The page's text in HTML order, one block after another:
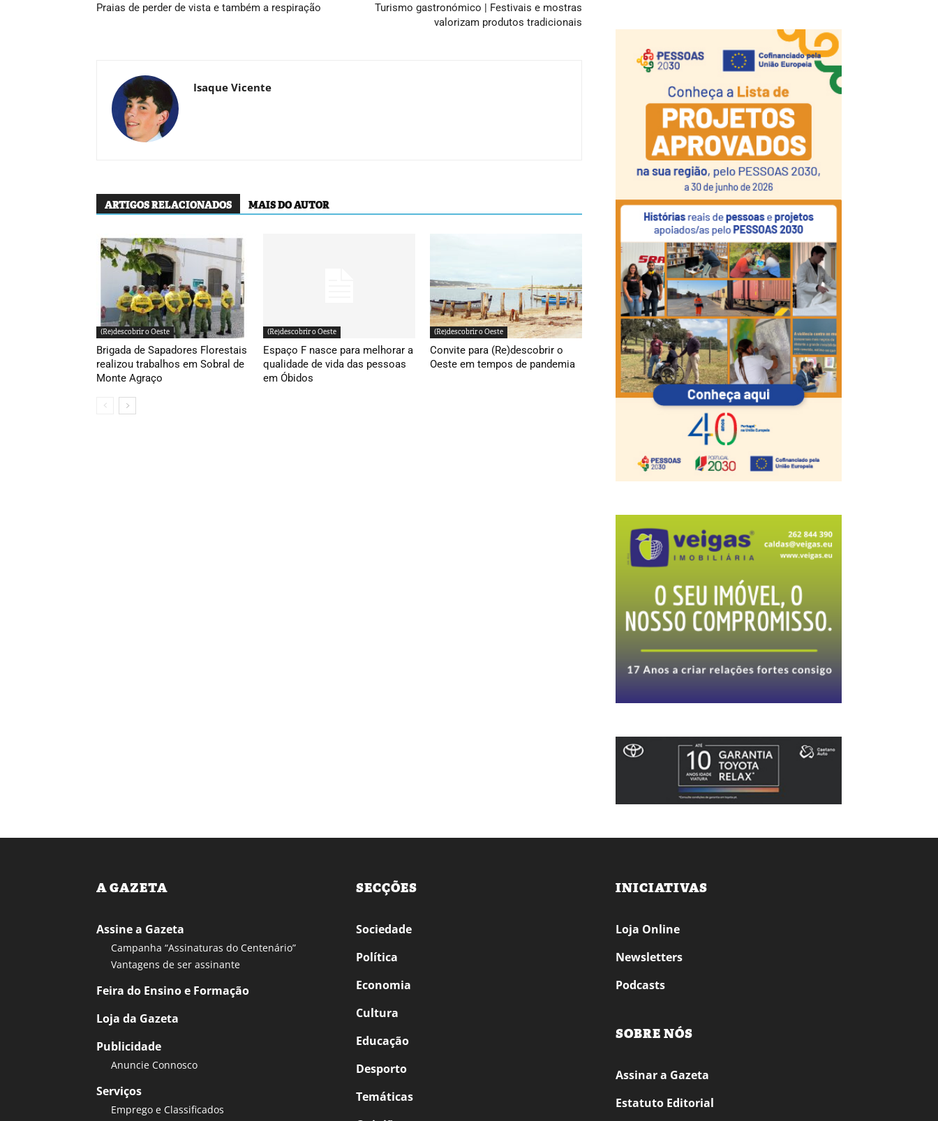
Praias de perder de vista e também a respiração
Turismo gastronómico | Festivais e mostras
valorizam produtos tradicionais
Isaque Vicente
ARTIGOS RELACIONADOS MAIS DO AUTOR
(Re)descobrir o Oeste
Brigada de Sapadores Florestais
realizou trabalhos em Sobral de
Monte Agraço
(Re)descobrir o Oeste
Espaço F nasce para melhorar a
qualidade de vida das pessoas
em Óbidos
(Re)descobrir o Oeste
Convite para (Re)descobrir o
Oeste em tempos de pandemia
A GAZETA
Assine a Gazeta
Campanha “Assinaturas do Centenário”
Vantagens de ser assinante
Feira do Ensino e Formação
Loja da Gazeta
Publicidade
Anuncie Connosco
Serviços
Emprego e Classificados
SECÇÕES
Sociedade
Política
Economia
Cultura
Educação
Desporto
Temáticas
INICIATIVAS
Loja Online
Newsletters
Podcasts
SOBRE NÓS
Assinar a Gazeta
Estatuto Editorial